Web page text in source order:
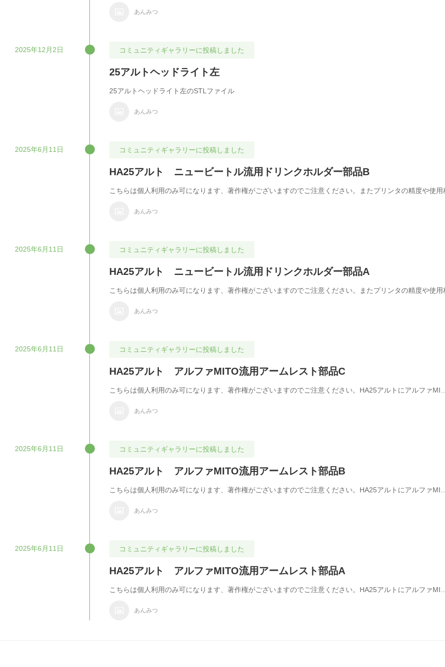
あんみつ
2025年12月2日 コミュニティギャラリーに投稿しました
25アルトヘッドライト左
25アルトヘッドライト左のSTLファイル
あんみつ
2025年6月11日 コミュニティギャラリーに投稿しました
HA25アルト ニュービートル流用ドリンクホルダー部品B
こちらは個人利用のみ可になります、著作権がございますのでご注意ください。またプリンタの精度や使
あんみつ
2025年6月11日 コミュニティギャラリーに投稿しました
HA25アルト ニュービートル流用ドリンクホルダー部品A
こちらは個人利用のみ可になります、著作権がございますのでご注意ください。またプリンタの精度や使
あんみつ
2025年6月11日 コミュニティギャラリーに投稿しました
HA25アルト アルファMITO流用アームレスト部品C
こちらは個人利用のみ可になります、著作権がございますのでご注意ください。HA25アルトにアルファ
あんみつ
2025年6月11日 コミュニティギャラリーに投稿しました
HA25アルト アルファMITO流用アームレスト部品B
こちらは個人利用のみ可になります、著作権がございますのでご注意ください。HA25アルトにアルファ
あんみつ
2025年6月11日 コミュニティギャラリーに投稿しました
HA25アルト アルファMITO流用アームレスト部品A
こちらは個人利用のみ可になります、著作権がございますのでご注意ください。HA25アルトにアルファ
あんみつ